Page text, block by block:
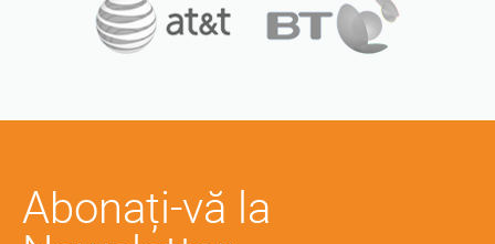
Abonați-vă la